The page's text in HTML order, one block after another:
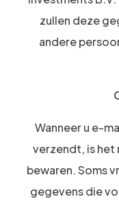
zullen deze
andere
Wanneer u e-
verzendt, is het
bewaren. Soms
gegevens die